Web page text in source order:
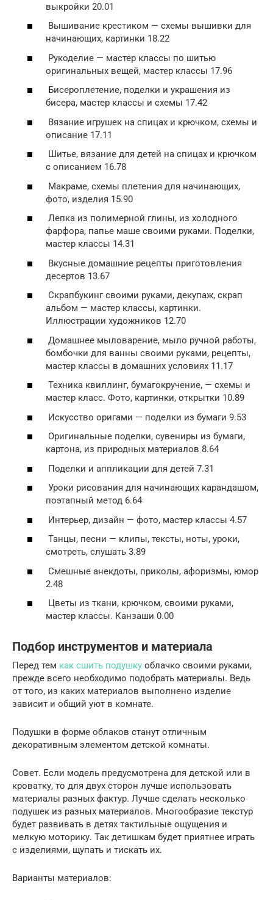
выкройки 20.01
Вышивание крестиком — схемы вышивки для
начинающих, картинки 18.22
Рукоделие — мастер классы по шитью
оригинальных вещей, мастер классы 17.96
Бисероплетение, поделки и украшения из
бисера, мастер классы и схемы 17.42
Вязание игрушек на спицах и крючком, схемы и
описание 17.11
Шитье, вязание для детей на спицах и крючком
с описанием 16.78
Макраме, схемы плетения для начинающих,
фото, изделия 15.90
Лепка из полимерной глины, из холодного
фарфора, папье маше своими руками. Поделки,
мастер классы 14.31
Вкусные домашние рецепты приготовления
десертов 13.67
Скрапбукинг своими руками, декупаж, скрап
альбом — мастер классы, картинки.
Иллюстрации художников 12.70
Домашнее мыловарение, мыло ручной работы,
бомбочки для ванны своими руками, рецепты,
мастер классы в домашних условиях 11.17
Техника квиллинг, бумагокручение, — схемы и
мастер класс. Фото, картинки, открытки 10.89
Искусство оригами — поделки из бумаги 9.53
Оригинальные поделки, сувениры из бумаги,
картона, из природных материалов 8.64
Поделки и аппликации для детей 7.31
Уроки рисования для начинающих карандашом,
поэтапный метод 6.64
Интерьер, дизайн — фото, мастер классы 4.57
Танцы, песни — клипы, тексты, ноты, уроки,
смотреть, слушать 3.89
Смешные анекдоты, приколы, афоризмы, юмор
2.48
Цветы из ткани, крючком, своими руками,
мастер классы. Канзаши 0.00
Подбор инструментов и материала
Перед тем как сшить подушку облачко своими руками,
прежде всего необходимо подобрать материалы. Ведь
от того, из каких материалов выполнено изделие
зависит и общий уют в комнате.
Подушки в форме облаков станут отличным
декоративным элементом детской комнаты.
Совет. Если модель предусмотрена для детской или в
кроватку, то для двух сторон лучше использовать
материалы разных фактур. Лучше сделать несколько
подушек из разных материалов. Многообразие текстур
будет развивать в детях тактильные ощущения и
мелкую моторику. Так детишкам будет приятнее играть
с изделиями, щупать и тискать их.
Варианты материалов: